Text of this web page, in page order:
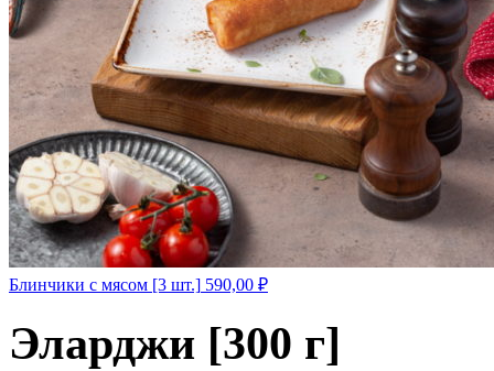
Блинчики с мясом [3 шт.] 590,00 ₽
Эларджи [300 г]